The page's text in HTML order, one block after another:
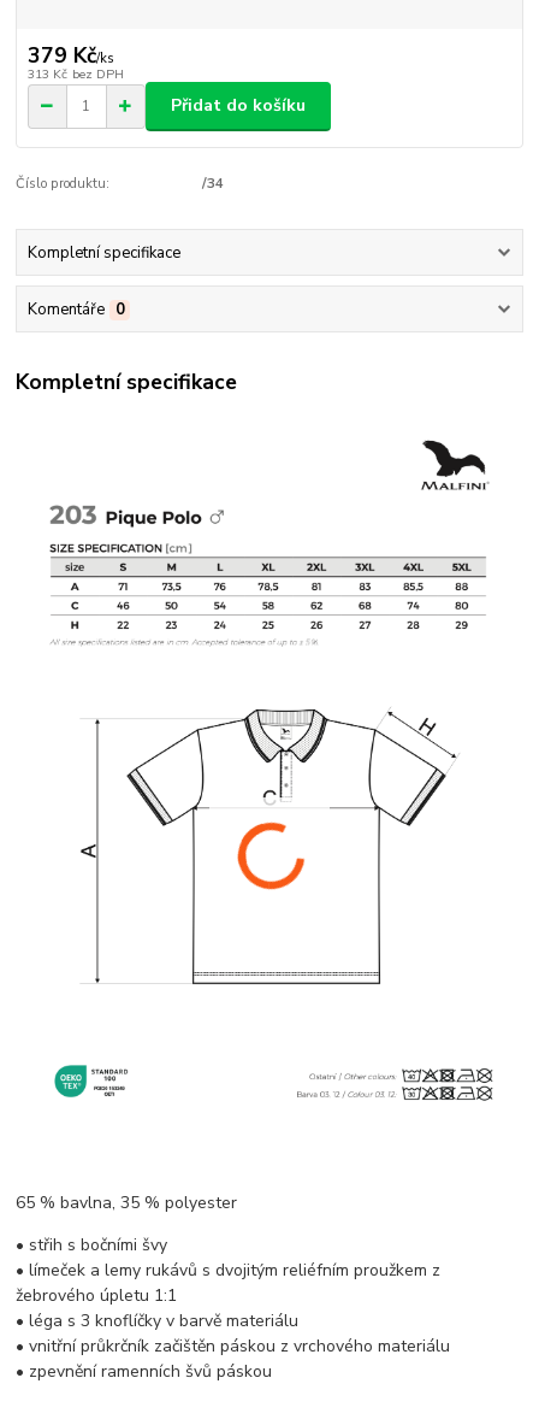
379 Kč/ks
313 Kč bez DPH
Přidat do košíku
Číslo produktu: /34
Kompletní specifikace
Komentáře 0
Kompletní specifikace
65 % bavlna, 35 % polyester
• střih s bočními švy
• límeček a lemy rukávů s dvojitým reliéfním proužkem z
žebrového úpletu 1:1
• léga s 3 knoflíčky v barvě materiálu
• vnitřní průkrčník začištěn páskou z vrchového materiálu
• zpevnění ramenních švů páskou